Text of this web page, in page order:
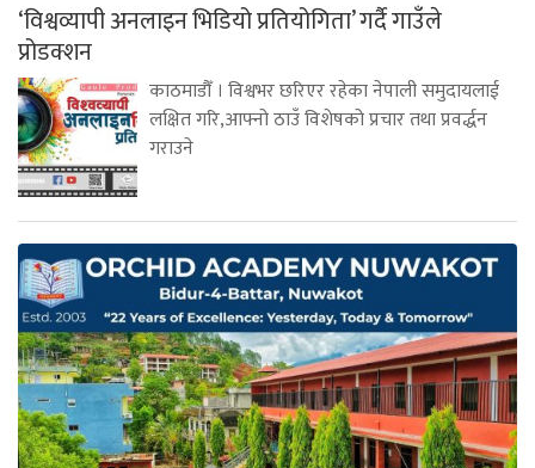
‘विश्वव्यापी अनलाइन भिडियो प्रतियोगिता’ गर्दै गाउँले
प्रोडक्शन
काठमाडौँ । विश्वभर छरिएर रहेका नेपाली समुदायलाई
लक्षित गरि,आफ्नो ठाउँ विशेषको प्रचार तथा प्रवर्द्धन
गराउने